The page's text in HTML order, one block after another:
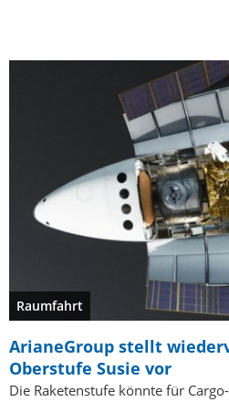
Raumfahrt
ArianeGroup stellt
Oberstufe Susie vor
Die Raketenstufe könnte für